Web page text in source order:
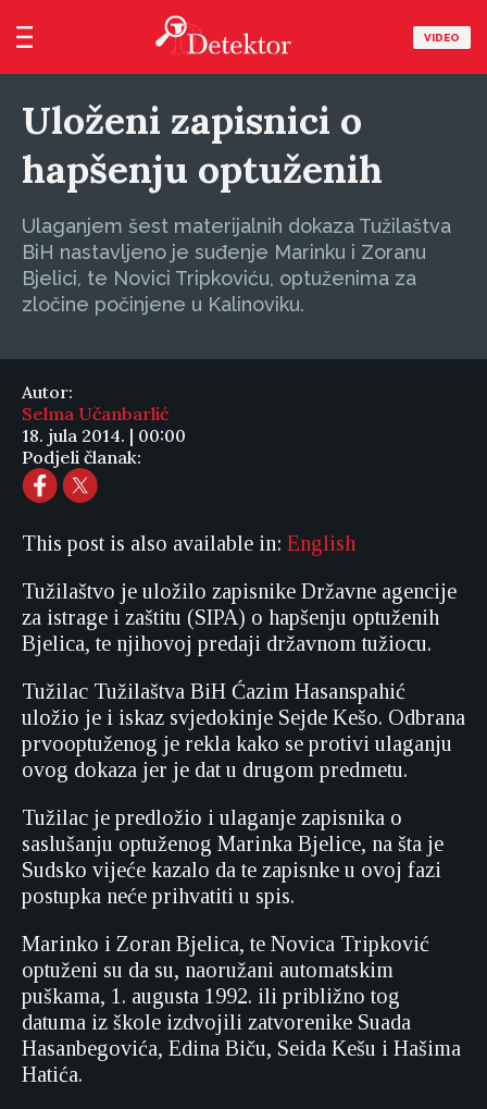
VIDEO
Uloženi zapisnici o
hapšenju optuženih
Ulaganjem šest materijalnih dokaza Tužilaštva
BiH nastavljeno je suđenje Marinku i Zoranu
Bjelici, te Novici Tripkoviću, optuženima za
zločine počinjene u Kalinoviku.
Autor:
Selma Učanbarlić
18. jula 2014. | 00:00
Podjeli članak:
This post is also available in: English
Tužilaštvo je uložilo zapisnike Državne agencije
za istrage i zaštitu (SIPA) o hapšenju optuženih
Bjelica, te njihovoj predaji državnom tužiocu.
Tužilac Tužilaštva BiH Ćazim Hasanspahić
uložio je i iskaz svjedokinje Sejde Kešo. Odbrana
prvooptuženog je rekla kako se protivi ulaganju
ovog dokaza jer je dat u drugom predmetu.
Tužilac je predložio i ulaganje zapisnika o
saslušanju optuženog Marinka Bjelice, na šta je
Sudsko vijeće kazalo da te zapisnke u ovoj fazi
postupka neće prihvatiti u spis.
Marinko i Zoran Bjelica, te Novica Tripković
optuženi su da su, naoružani automatskim
puškama, 1. augusta 1992. ili približno tog
datuma iz škole izdvojili zatvorenike Suada
Hasanbegovića, Edina Biču, Seida Kešu i Hašima
Hatića.